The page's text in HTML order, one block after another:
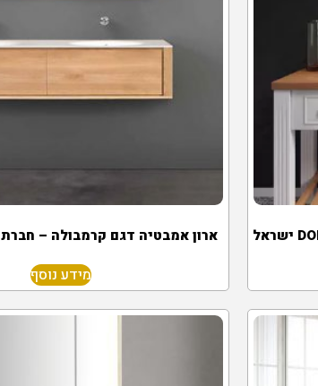
ארון אמבטיה דגם קרמבולה – חברת DOR RAPHAEL
מידע נוסף